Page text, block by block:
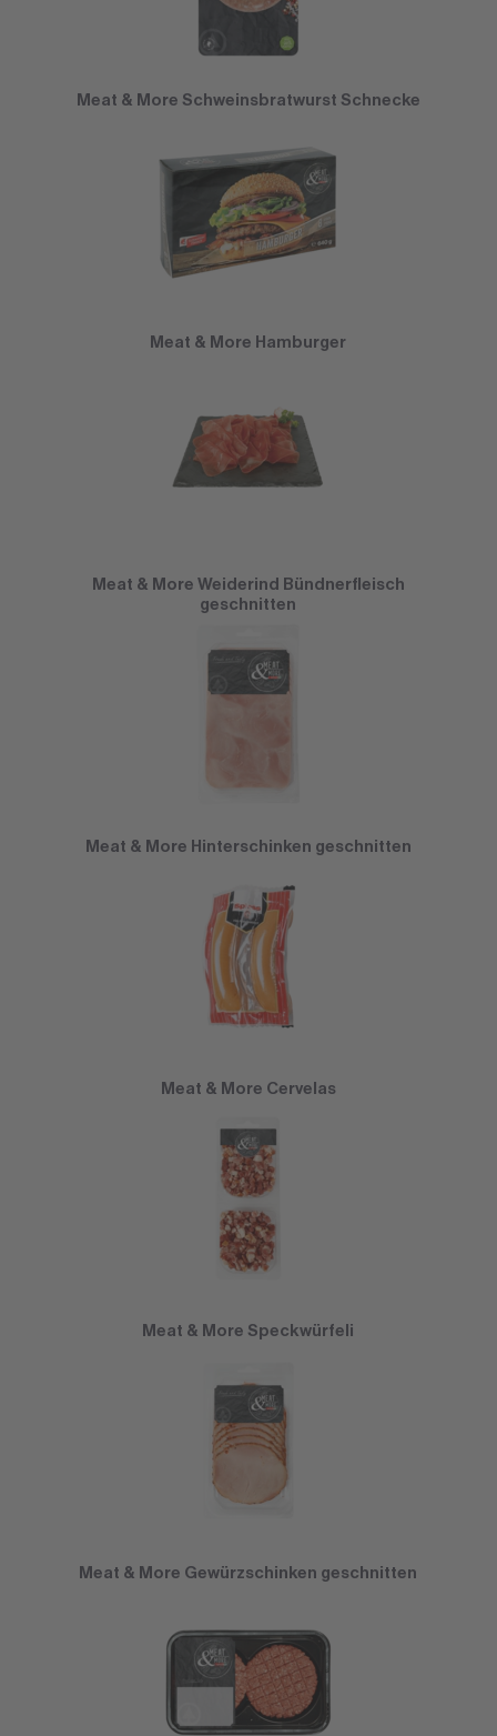
Meat & More Schweinsbratwurst Schnecke
Meat & More Hamburger
Meat & More Weiderind Bündnerfleisch
geschnitten
Meat & More Hinterschinken geschnitten
Meat & More Cervelas
Meat & More Speckwürfeli
Meat & More Gewürzschinken geschnitten